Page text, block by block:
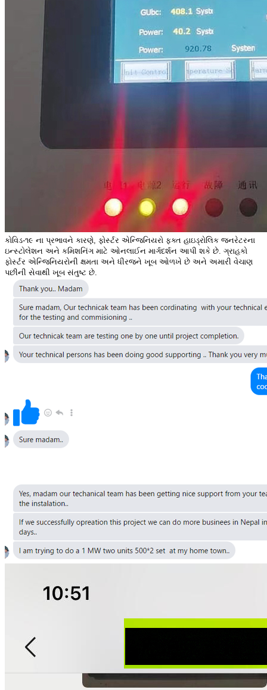
કોવિડ-૧૯ ના પ્રભાવને કારણે, ફોર્સ્ટર એન્જિનિયરો ફક્ત હાઇડ્રોલિક જનરેટરના
ઇન્સ્ટોલેશન અને કમિશનિંગ માટે ઓનલાઈન માર્ગદર્શન આપી શકે છે. ગ્રાહકો
ફોર્સ્ટર એન્જિનિયરોની ક્ષમતા અને ધીરજને ખૂબ ઓળખે છે અને અમારી વેચાણ
પછીની સેવાથી ખૂબ સંતુષ્ટ છે.